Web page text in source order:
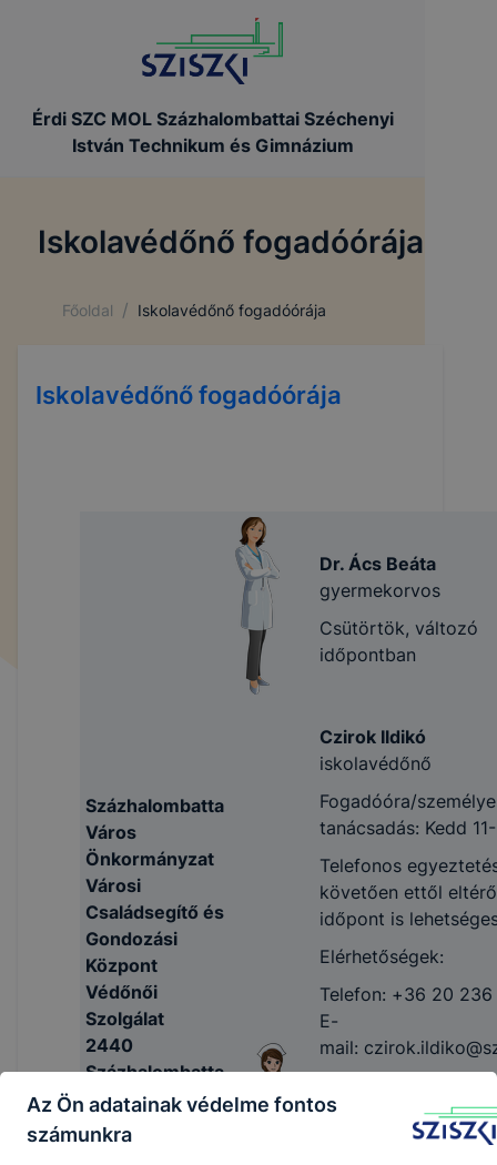
Érdi SZC MOL Százhalombattai Széchenyi
István Technikum és Gimnázium
Iskolavédőnő fogadóórája
Főoldal / Iskolavédőnő fogadóórája
Iskolavédőnő fogadóórája
Százhalombatta
Város
Önkormányzat
Városi
Családsegítő és
Gondozási
Központ
Védőnői
Szolgálat
2440
Százhalombatta
Gesztenyés út
10.
Dr. Ács Beáta
gyermekorvos
Csütörtök, változó
időpontban
Czirok Ildikó
iskolavédőnő
Fogadóóra/
tanácsadás: Kedd
Telefonos
követően ettől eltérő
időpont is
Elérhetőségek:
Telefon: +36 20
E-
mail:
Sportiskolai
Kedd: Érdi SZC
Az Ön adatainak védelme fontos
számunkra